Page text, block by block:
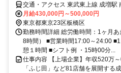
交通・アクセス 東武東上線 成増駅
月給430,000円～500,000円
東京都東京23区板橋区
勤務時間詳細 総労働時間：1ヶ月
8時間） ■営業時間17:00～24:00
憩１時間 ■シフト例 ・15時00分...
仕事内容 【上場企業】年収520万
「ふじ田」など81店舗を展開する